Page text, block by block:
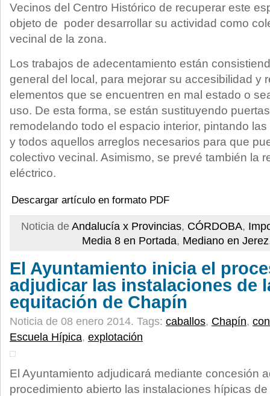
Vecinos del Centro Histórico de recuperar este
objeto de poder desarrollar su actividad como
vecinal de la zona.
Los trabajos de adecentamiento están
general del local, para mejorar su accesibilidad y
elementos que se encuentren en mal estado o
uso. De esta forma, se están sustituyendo
remodelando todo el espacio interior, pintando
y todos aquellos arreglos necesarios para que
colectivo vecinal. Asimismo, se prevé también la
eléctrico.
Descargar artículo en formato PDF
Noticia de Andalucía x Provincias, CÓRDOBA,
Media 8 en Portada, Mediano en Jerez
El Ayuntamiento inicia el
adjudicar las instalaciones de
equitación de Chapín
Noticia de 08 enero 2014. Tags: caballos, Chapín,
Escuela Hípica, explotación
El Ayuntamiento adjudicará mediante concesión
procedimiento abierto las instalaciones hípicas